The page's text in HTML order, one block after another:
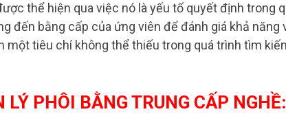
thể hiện qua việc nó là yếu tố quyết định trong
đến bằng cấp của ứng viên để đánh giá khả năng
một tiêu chí không thể thiếu trong quá trình tìm
PHÔI BẰNG TRUNG CẤP NGHỀ: